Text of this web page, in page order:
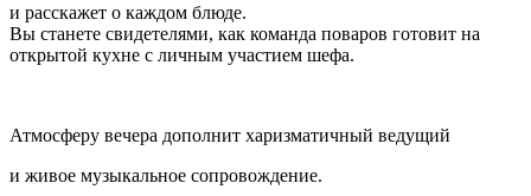
и расскажет о каждом блюде.
Вы станете свидетелями, как команда поваров готовит на
открытой кухне с личным участием шефа.
Атмосферу вечера дополнит харизматичный ведущий
и живое музыкальное сопровождение.